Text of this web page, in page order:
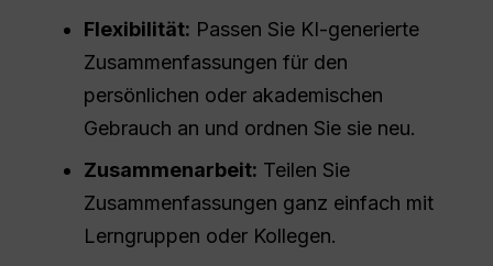
Flexibilität: Passen Sie KI-generierte
Zusammenfassungen für den
persönlichen oder akademischen
Gebrauch an und ordnen Sie sie neu.
Zusammenarbeit: Teilen Sie
Zusammenfassungen ganz einfach mit
Lerngruppen oder Kollegen.